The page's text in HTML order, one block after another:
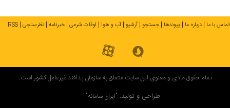
تماس با ما درباره ما پیوندها جستجو آرشیو آب و هوا اوقات شرعی خبرنامه نظرسنجی RSS
تمام حقوق مادی و معنوی این سایت متعلق به سازمان پدافند غیرعامل کشور است.
طراحی و تولید: "ایران سامانه"